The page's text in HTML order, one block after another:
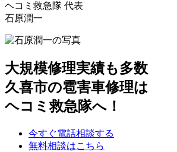
ヘコミ救急隊 代表
石原潤一
大規模修理実績も多数
久喜市の雹害車修理は
ヘコミ救急隊へ！
今すぐ電話相談する
無料相談はこちら